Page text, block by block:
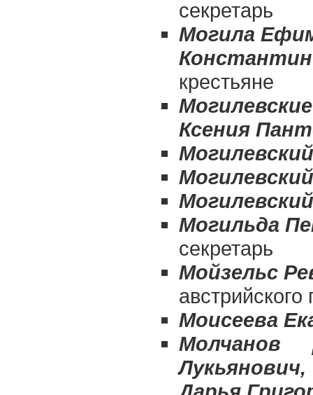
секретарь
Могила
Константин
крестьяне
Ксения
Могильда
секретарь
Мойзельс
австрийского
Моисеева
Молчанов